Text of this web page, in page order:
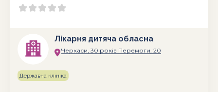
Лікарня дитяча обласна
Черкаси, 30 років Перемоги, 20
Державна клініка